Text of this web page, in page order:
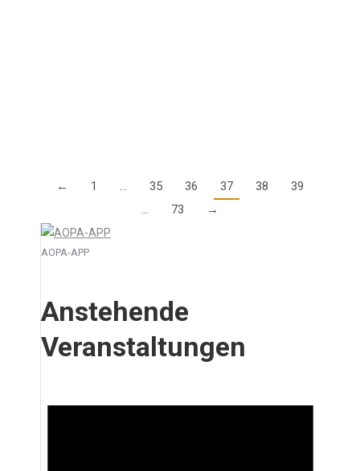
← 1 … 35 36 37 38
39
…
73 →
AOPA-APP
Anstehende
Veranstaltungen